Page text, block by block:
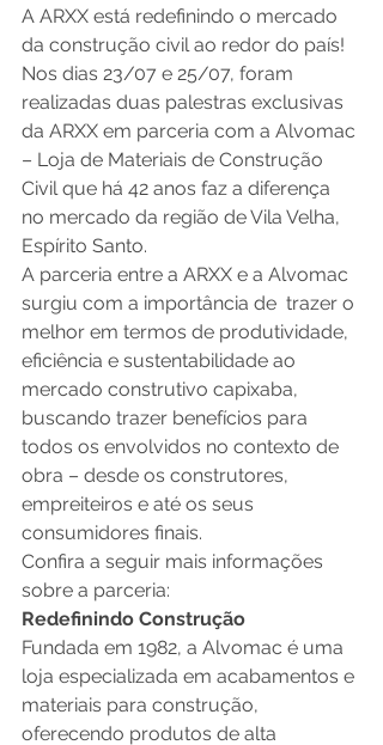
A ARXX está redefinindo o mercado
da construção civil ao redor do país!
Nos dias 23/07 e 25/07, foram
realizadas duas palestras exclusivas
da ARXX em parceria com a Alvomac
– Loja de Materiais de Construção
Civil que há 42 anos faz a diferença
no mercado da região de Vila Velha,
Espírito Santo.
A parceria entre a ARXX e a Alvomac
surgiu com a importância de  trazer o
melhor em termos de produtividade,
eficiência e sustentabilidade ao
mercado construtivo capixaba,
buscando trazer benefícios para
todos os envolvidos no contexto de
obra – desde os construtores,
empreiteiros e até os seus
consumidores finais.
Confira a seguir mais informações
sobre a parceria:
Redefinindo Construção
Fundada em 1982, a Alvomac é uma
loja especializada em acabamentos e
materiais para construção,
oferecendo produtos de alta